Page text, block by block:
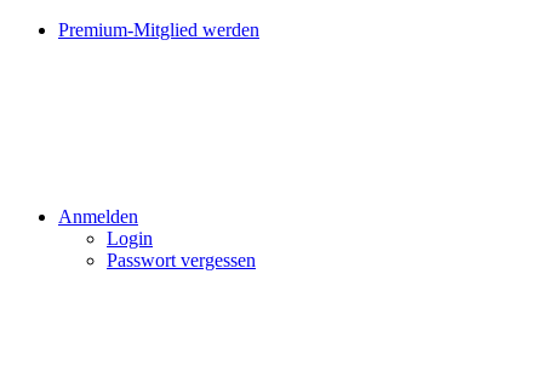
Premium-Mitglied werden
Anmelden
Login
Passwort vergessen